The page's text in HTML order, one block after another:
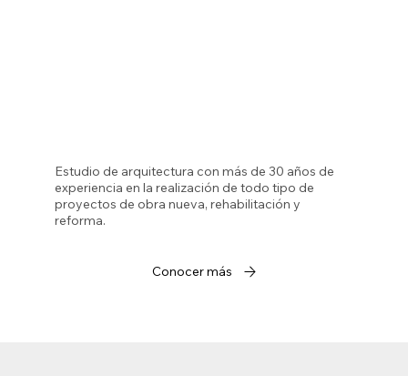
Estudio de arquitectura con más de 30 años de
experiencia en la realización de todo tipo de
proyectos de obra nueva, rehabilitación y
reforma.
Conocer más